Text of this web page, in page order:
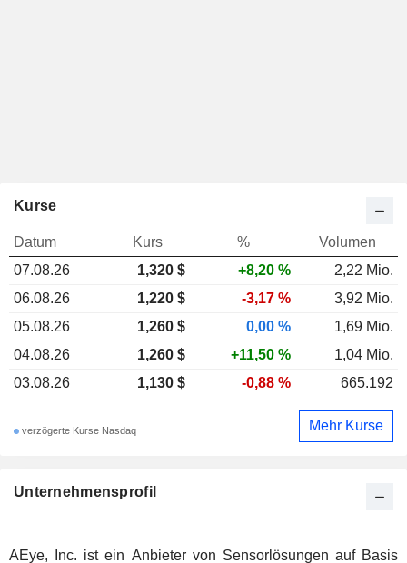
Unternehmensprofil
AEye, Inc. ist ein Anbieter von Sensorlösungen auf Basis
Kurse
Datum Kurs %
Volumen
07.08.26
1,320 $ +8,20 %
2,22 Mio.
06.08.26
1,220 $ -3,17 %
3,92 Mio.
05.08.26
1,260 $ 0,00 %
1,69 Mio.
04.08.26
1,260 $ +11,50 %
1,04 Mio.
03.08.26
1,130 $ -0,88 % 665.192
verzögerte Kurse Nasdaq Mehr Kurse